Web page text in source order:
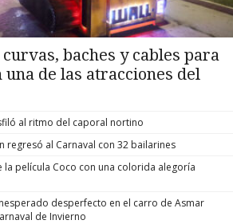
baches y cables para
de las atracciones del
al ritmo del caporal nortino
regresó al Carnaval con 32 bailarines
la película Coco con una colorida alegoría
desperfecto en el carro de Asmar
de Invierno